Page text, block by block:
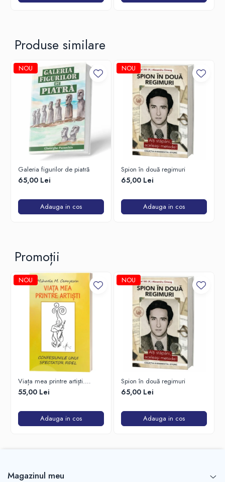
Produse similare
NOU
Galeria figurilor de piatră
65,00 Lei
Adauga in cos
NOU
Spion în două regimuri
65,00 Lei
Adauga in cos
Promoții
NOU
Viața mea printre artiști.
Confesiunile unui spectator
fidel
55,00 Lei
Adauga in cos
NOU
Spion în două regimuri
65,00 Lei
Adauga in cos
Magazinul meu